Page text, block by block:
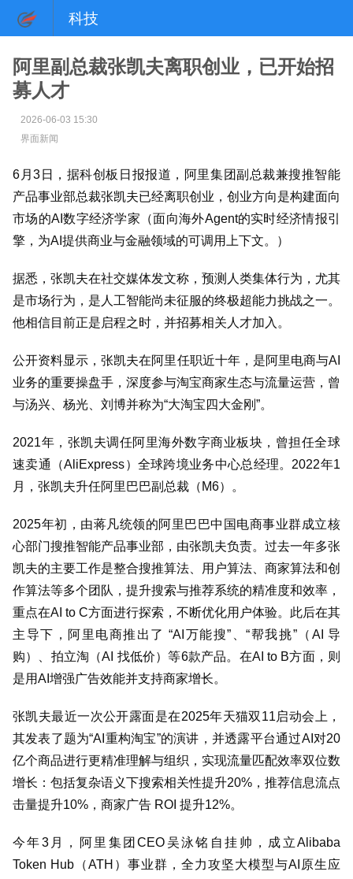
科技
阿里副总裁张凯夫离职创业，已开始招
募人才
2026-06-03 15:30
界面新闻
6 月3 日，据科创板日报报道，阿里集团副总裁兼搜推智能
产品事业部总裁张凯夫已经离职创业，创业方向是构建面向
市场的AI 数字经济学家（面向海外Agent的实时经济情报引
擎，为AI 提供商业与金融领域的可调用上下文。）
据悉，张凯夫在社交媒体发文称，预测人类集体行为，尤其
是市场行为，是人工智能尚未征服的终极超能力挑战之一。
他相信目前正是启程之时，并招募相关人才加入。
公开资料显示，张凯夫在阿里任职近十年，是阿里电商与AI
业务的重要操盘手，深度参与淘宝商家生态与流量运营，曾
与汤兴、杨光、刘博并称为“大淘宝四大金刚 ”。
2021年，张凯夫调任阿里海外数字商业板块，曾担任全球
速卖通（AliExpress）全球跨境业务中心总经理。 2022年1
月，张凯夫升任阿里巴巴副总裁（ M6）。
2025年初，由蒋凡统领的阿里巴巴中国电商事业群成立核
心部门搜推智能产品事业部，由张凯夫负责。过去一年多张
凯夫的主要工作是整合搜推算法、用户算法、商家算法和创
作算法等多个团队，提升搜索与推荐系统的精准度和效率，
重点在AI to C方面进行探索，不断优化用户体验。此后在其
主导下，阿里电商推出了 “AI 万能搜” 、“帮我挑”（ AI导
购）、拍立淘（AI 找低价）等6款产品。在AI to B方面，则
是用AI 增强广告效能并支持商家增长。
张凯夫最近一次公开露面是在2025年天猫双 11 启动会上，
其发表了题为“AI 重构淘宝”的演讲，并透露平台通过AI 对20
亿个商品进行更精准理解与组织，实现流量匹配效率双位数
增长：包括复杂语义下搜索相关性提升20% ，推荐信息流点
击量提升10% ，商家广告 ROI 提升12%。
今年3月，阿里集团CEO吴泳铭自挂帅，成立Alibaba
Token Hub （ATH ） 事业群，全力攻坚大模型与AI 原生应